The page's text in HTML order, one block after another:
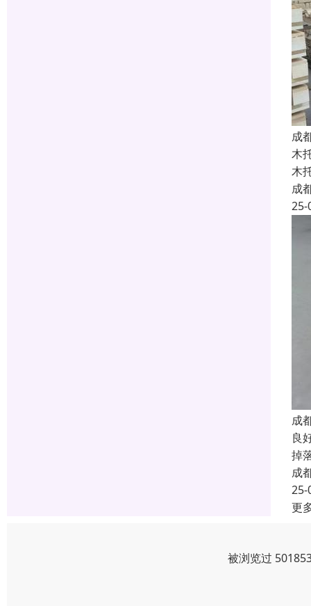
成
木
木
成
25-
成
良
掉
成
25-
更
被浏览过